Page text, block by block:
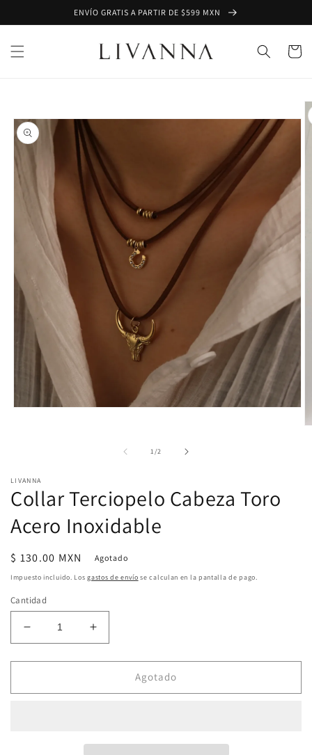
directamente
al contenido
ENVÍO GRATIS A PARTIR DE $599 MXN
Carrito
información
del producto
modal
1/de2
LIVANNA
Collar Terciopelo Cabeza Toro
Acero Inoxidable
Precio
habitual
$ 130.00 MXN Agotado
Impuesto incluido. Losgastos de envío se calculan en la pantalla de pago.
Cantidad
Reducir
cantidad
para
Terciopelo
Aumentar
cantidad
para
Terciopelo
Agotado